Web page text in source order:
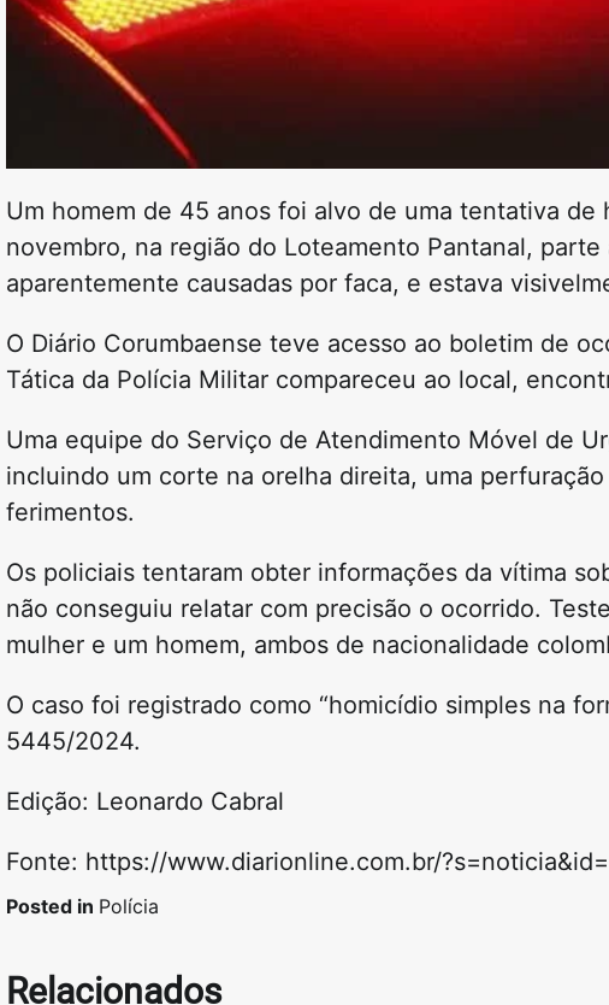
Um homem de 45 anos foi alvo de uma tentativa
novembro, na região do Loteamento Pantanal,
aparentemente causadas por faca, e estava
O Diário Corumbaense teve acesso ao boletim de
Tática da Polícia Militar compareceu ao local,
Uma equipe do Serviço de Atendimento Móvel de
incluindo um corte na orelha direita, uma
ferimentos.
Os policiais tentaram obter informações da vítima
não conseguiu relatar com precisão o ocorrido.
mulher e um homem, ambos de nacionalidade
O caso foi registrado como “homicídio simples na
5445/2024.
Edição: Leonardo Cabral
Fonte: https://www.diarionline.com.br/
Posted in Polícia
Relacionados